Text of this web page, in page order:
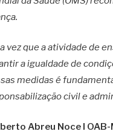
vez que a atividade de
a igualdade de
medidas é
civil e
Abreu Noce I